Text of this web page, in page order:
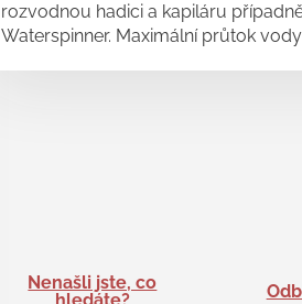
Nenašli jste, co
rozvodnou hadici a kapiláru
Waterspinner. Maximální průtok